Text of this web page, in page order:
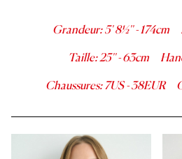
Grandeur:5' 8½''-174cm
Taille:25''-63cm
Chaussures: 7US -38EUR